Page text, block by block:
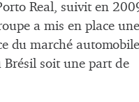
Real, suivit en
a mis en place une
du marché
soit une part de